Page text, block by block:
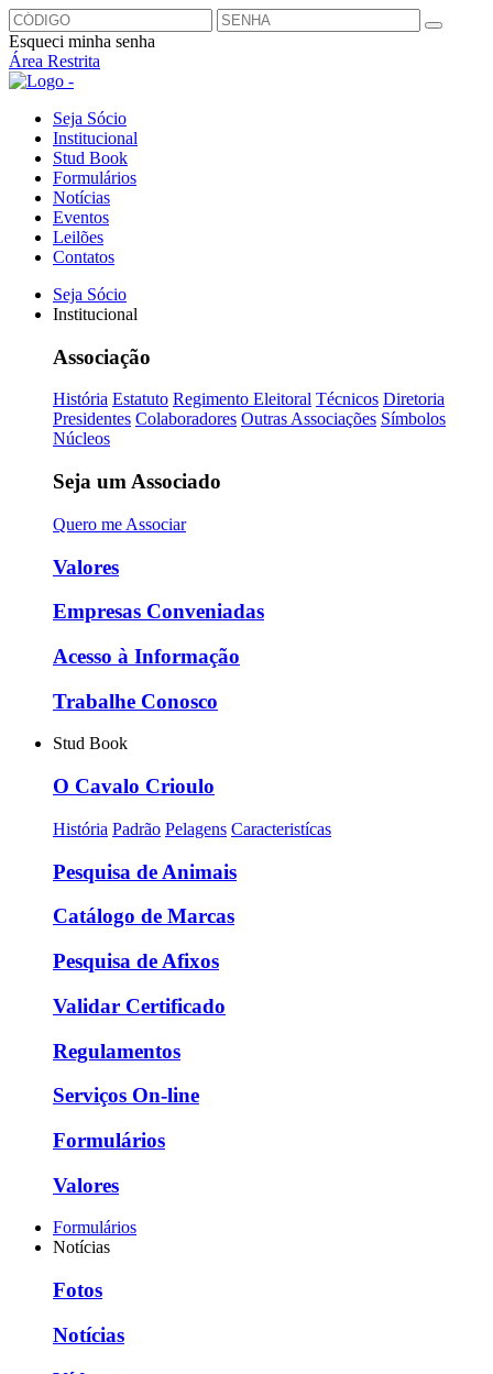
Esqueci minha senha
Área Restrita
Seja Sócio
Institucional
Stud Book
Formulários
Notícias
Eventos
Leilões
Contatos
Seja Sócio
Institucional
Associação
História Estatuto Regimento Eleitoral Técnicos Diretoria
Presidentes Colaboradores Outras Associações Símbolos
Núcleos
Seja um Associado
Quero me Associar
Valores
Empresas Conveniadas
Acesso à Informação
Trabalhe Conosco
Stud Book
O Cavalo Crioulo
História Padrão Pelagens Caracteristícas
Pesquisa de Animais
Catálogo de Marcas
Pesquisa de Afixos
Validar Certificado
Regulamentos
Serviços On-line
Formulários
Valores
Formulários
Notícias
Fotos
Notícias